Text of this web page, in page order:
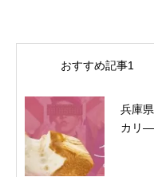
おすすめ記事1
兵庫
カリ―